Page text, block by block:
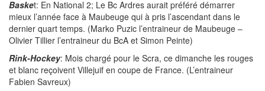
Basket: En National 2; Le Bc Ardres aurait préféré démarrer
mieux l’année face à Maubeuge qui à pris l’ascendant dans le
dernier quart temps. (Marko Puzic l’entraineur de Maubeuge –
Olivier Tillier l’entraineur du BcA et Simon Peinte)
Rink-Hockey: Mois chargé pour le Scra, ce dimanche les rouges
et blanc reçoivent Villejuif en coupe de France. (L’entraineur
Fabien Savreux)